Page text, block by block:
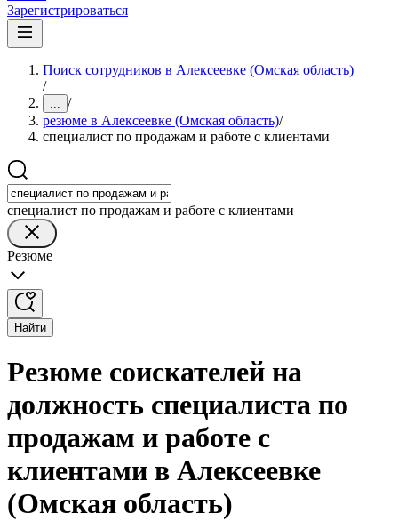
Зарегистрироваться
Поиск сотрудников в Алексеевке (Омская область)
/
... /
резюме в Алексеевке (Омская область)/
специалист по продажам и работе с клиентами
специалист по продажам и работе с клиентами
Резюме
Найти
Резюме соискателей на
должность специалиста по
продажам и работе с
клиентами в Алексеевке
(Омская область)